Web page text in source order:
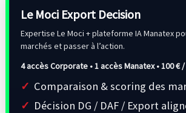
Le Moci Export Decision
Expertise Le Moci + plateforme IA Manatex
marchés et passer à l’action.
4 accès Corporate • 1 accès Manatex •100 €
Comparaison & scoring des
Décision DG / DAF / Export